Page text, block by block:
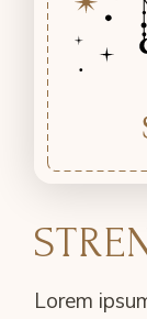
Lorem